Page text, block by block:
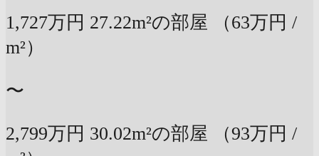
1,727万円 27.22m²の部屋
（63万円 /
m²）
〜
2,799万円 30.02m²の部屋
（93万円 /